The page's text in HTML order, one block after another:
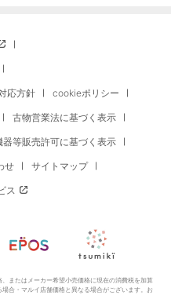
応方針 cookieポリシー
古物営業法に基づく表示
等販売許可に基づく表示
せ サイトマップ
ス
またはメーカー希望小売価格に現在の消費税を加算
合・マルイ店舗価格と異なる場合がございます。お